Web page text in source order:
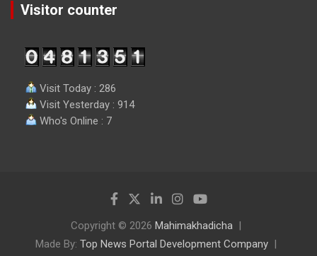
Visitor counter
Visit Today : 286
Visit Yesterday : 914
Who's Online : 7
Copyright © 2026 Mahimakhadicha
Made By: Top News Portal Development Company